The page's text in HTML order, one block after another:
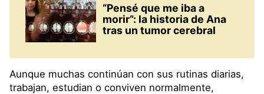
“Pensé que me iba a
morir”: la historia de Ana
tras un tumor cerebral
Aunque muchas continúan con sus rutinas diarias,
trabajan, estudian o conviven normalmente,